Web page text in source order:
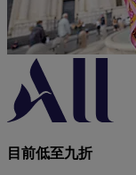
目前低至九折